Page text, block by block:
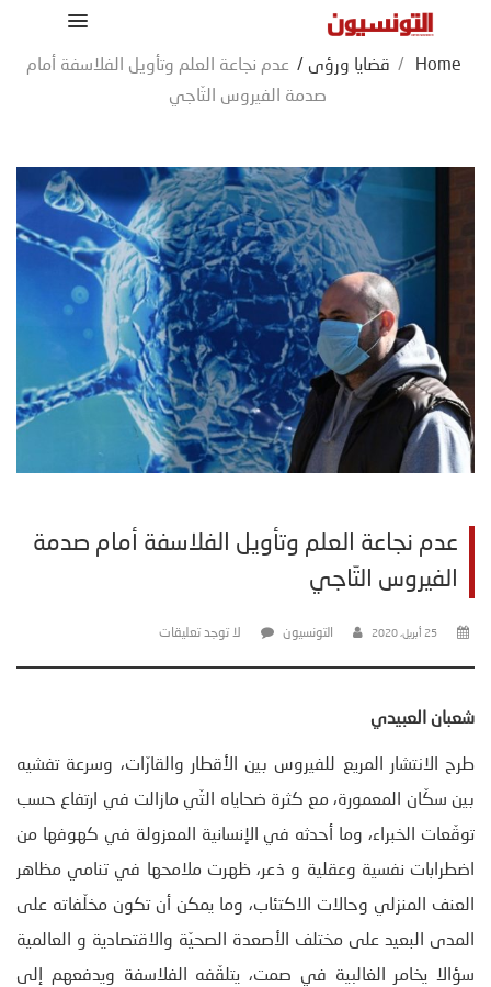
Home
/ قضايا ورؤى / عدم نجاعة العلم وتأويل الفلاسفة أمام
صدمة الفيروس التّاجي
عدم نجاعة العلم وتأويل الفلاسفة أمام صدمة
الفيروس التّاجي
25 أبريل، 2020 التونسيون لا توجد تعليقات
شعبان العبيدي
طرح الانتشار المريع للفيروس بين الأقطار والقارّات، وسرعة تفشيه
بين سكّان المعمورة، مع كثرة ضحاياه التّي مازالت في ارتفاع حسب
توقّعات الخبراء، وما أحدثه في الإنسانية المعزولة في كهوفها من
اضطرابات نفسية وعقلية و ذعر، ظهرت ملامحها في تنامي مظاهر
العنف المنزلي وحالات الاكتئاب، وما يمكن أن تكون مخلّفاته على
المدى البعيد على مختلف الأصعدة الصحيّة والاقتصادية و العالمية
سؤالا يخامر الغالبية في صمت، يتلقّفه الفلاسفة ويدفعهم إلى